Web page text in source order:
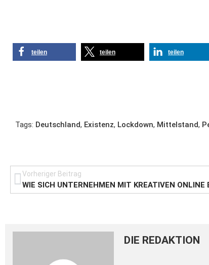
teilen teilen teilen
Tags: Deutschland, Existenz, Lockdown, Mittelstand,
Vorheriger Beitrag
DIE REDAKTION